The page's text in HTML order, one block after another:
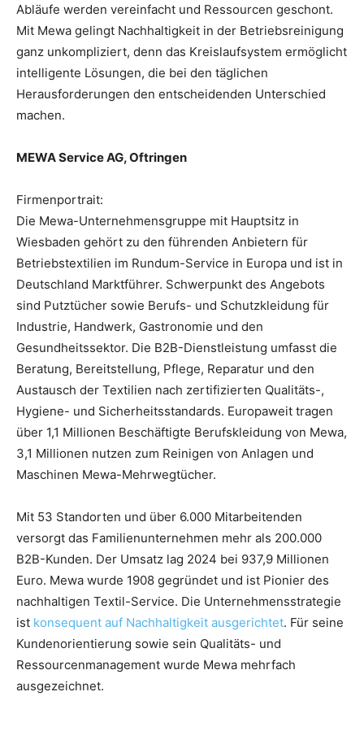
Abläufe werden vereinfacht und Ressourcen geschont.
Mit Mewa gelingt Nachhaltigkeit in der Betriebsreinigung
ganz unkompliziert, denn das Kreislaufsystem ermöglicht
intelligente Lösungen, die bei den täglichen
Herausforderungen den entscheidenden Unterschied
machen.
MEWA Service AG, Oftringen
Firmenportrait:
Die Mewa-Unternehmensgruppe mit Hauptsitz in
Wiesbaden gehört zu den führenden Anbietern für
Betriebstextilien im Rundum-Service in Europa und ist in
Deutschland Marktführer. Schwerpunkt des Angebots
sind Putztücher sowie Berufs- und Schutzkleidung für
Industrie, Handwerk, Gastronomie und den
Gesundheitssektor. Die B2B-Dienstleistung umfasst die
Beratung, Bereitstellung, Pflege, Reparatur und den
Austausch der Textilien nach zertifizierten Qualitäts-,
Hygiene- und Sicherheitsstandards. Europaweit tragen
über 1,1 Millionen Beschäftigte Berufskleidung von Mewa,
3,1 Millionen nutzen zum Reinigen von Anlagen und
Maschinen Mewa-Mehrwegtücher.
Mit 53 Standorten und über 6.000 Mitarbeitenden
versorgt das Familienunternehmen mehr als 200.000
B2B-Kunden. Der Umsatz lag 2024 bei 937,9 Millionen
Euro. Mewa wurde 1908 gegründet und ist Pionier des
nachhaltigen Textil-Service. Die Unternehmensstrategie
ist konsequent auf Nachhaltigkeit ausgerichtet. Für seine
Kundenorientierung sowie sein Qualitäts- und
Ressourcenmanagement wurde Mewa mehrfach
ausgezeichnet.